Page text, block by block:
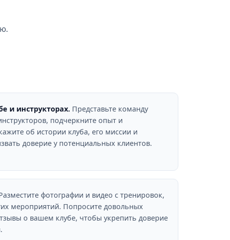
и инструкторах. Представьте команду
подчеркните опыт и
об истории клуба, его миссии и
доверие у потенциальных клиентов.
фотографии и видео с тренировок,
мероприятий. Попросите довольных
о вашем клубе, чтобы укрепить доверие